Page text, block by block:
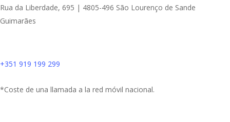
Rua da Liberdade, 695 | 4805-496 São Lourenço de Sande
Guimarães
+351 919 199 299
*Coste de una llamada a la red móvil nacional.